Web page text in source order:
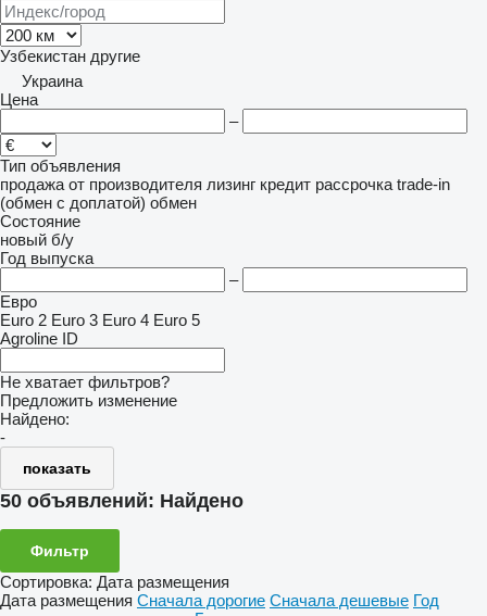
Узбекистан другие
Украина
Цена
–
Тип объявления
продажа от производителя лизинг кредит рассрочка trade-in
(обмен с доплатой) обмен
Состояние
новый б/у
Год выпуска
–
Евро
Euro 2 Euro 3 Euro 4 Euro 5
Agroline ID
Не хватает фильтров?
Предложить изменение
Найдено:
-
показать
50 объявлений: Найдено
Фильтр
Сортировка: Дата размещения
Дата размещения Сначала дорогие Сначала дешевые Год